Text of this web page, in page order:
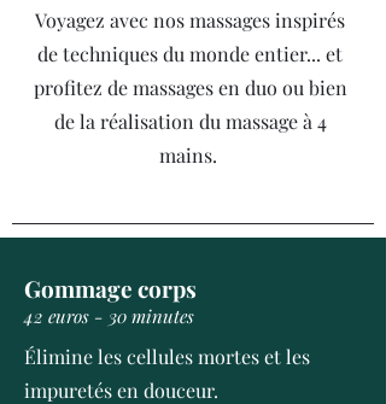
Voyagez avec nos massages inspirés
de techniques du monde entier... et
profitez de massages en duo ou bien
de la réalisation du massage à 4
mains.
Gommage corps
42 euros - 30 minutes
Élimine les cellules mortes et les
impuretés en douceur.